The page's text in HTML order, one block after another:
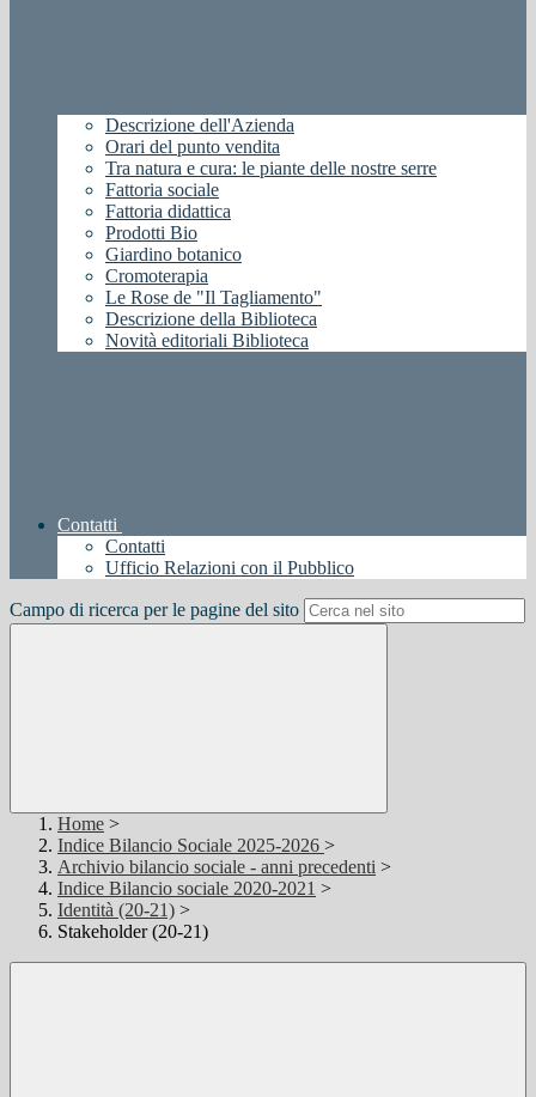
Descrizione dell'Azienda
Orari del punto vendita
Tra natura e cura: le piante delle nostre serre
Fattoria sociale
Fattoria didattica
Prodotti Bio
Giardino botanico
Cromoterapia
Le Rose de "Il Tagliamento"
Descrizione della Biblioteca
Novità editoriali Biblioteca
Contatti
Contatti
Ufficio Relazioni con il Pubblico
Campo di ricerca per le pagine del sito
Home >
Indice Bilancio Sociale 2025-2026 >
Archivio bilancio sociale - anni precedenti >
Indice Bilancio sociale 2020-2021 >
Identità (20-21) >
Stakeholder (20-21)